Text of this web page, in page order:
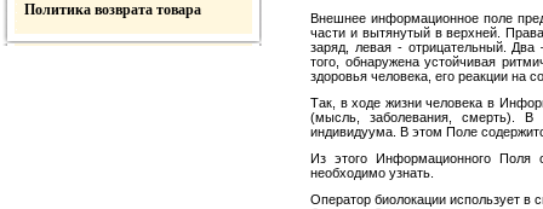
Политика возврата товара
Внешнее информационное поле
части и вытянутый в верх­ней.
заряд, левая - отрицательный.
того, обнаружена устойчивая
здоровья человека, его реакции на
Так, в ходе жизни человека в
(мысль, заболевания, смерть). В
индивидуума. В этом Поле
Из этого Информационного Поля
необходи­мо узнать.
Оператор биолокации использует в